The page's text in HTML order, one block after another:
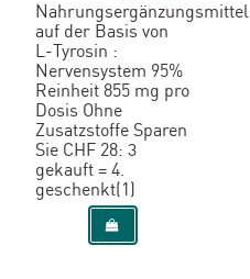
Nahrungsergänzungsmittel
auf der Basis von
L-Tyrosin :
Nervensystem 95%
Reinheit 855 mg pro
Dosis Ohne
Zusatzstoffe Sparen
Sie CHF 28: 3
gekauft = 4.
geschenkt(1)